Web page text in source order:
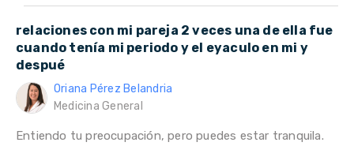
relaciones con mi pareja 2 veces una de ella fue
cuando tenía mi periodo y el eyaculo en mi y
despué
Oriana Pérez Belandria
Medicina General
Entiendo tu preocupación, pero puedes estar tranquila.